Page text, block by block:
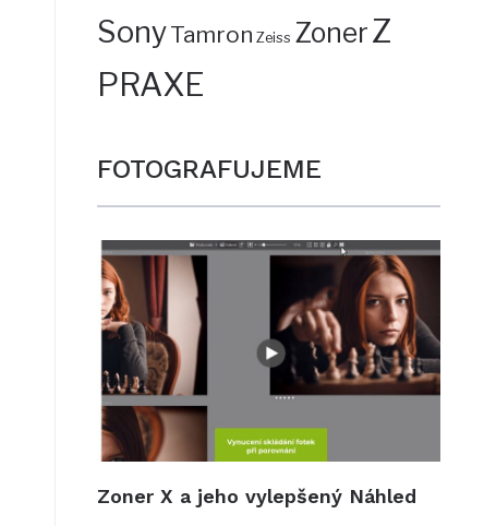
SonyTamron Zeiss ZonerZ
PRAXE
FOTOGRAFUJEME
Zoner X a jeho vylepšený Náhled